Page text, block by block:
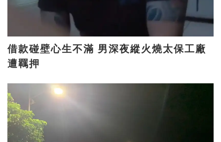
借款碰壁心生不滿 男深夜縱火燒太保工廠
遭羈押